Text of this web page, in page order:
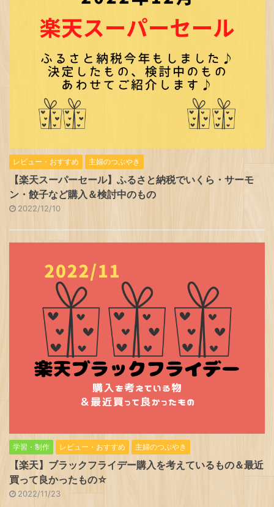
レビュー・おすすめ 主婦のつぶやき
【楽天スーパーセール】ふるさと納税でいくら・サーモ
ン・餃子など購入＆検討中のもの
2022/12/10
学習・制作 レビュー・おすすめ 主婦のつぶやき
【楽天】ブラックフライデー購入を考えているもの＆最近
買って良かったもの☆
2022/11/23